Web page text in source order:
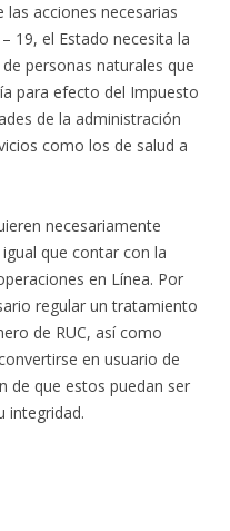
acciones necesarias
19, el Estado necesita la
personas naturales que
para efecto del Impuesto
de la administración
como los de salud a
necesariamente
que contar con la
en Línea. Por
regular un tratamiento
de RUC, así como
en usuario de
de que estos puedan ser
integridad.